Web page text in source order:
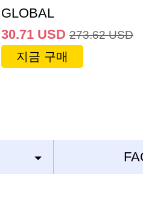
GLOBAL
30.71 USD 273.62 USD
지금 구매